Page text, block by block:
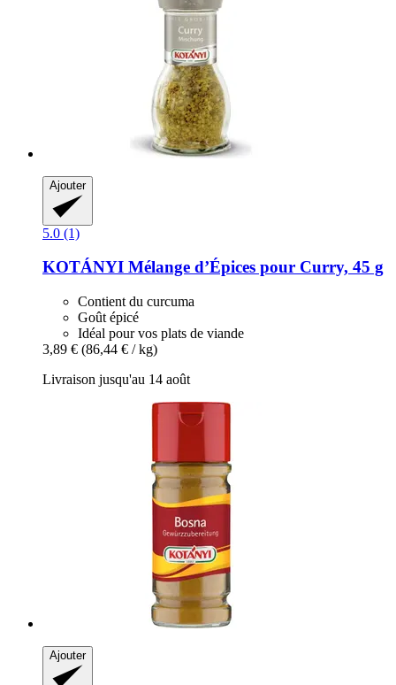
Ajouter
5.0 (1)
KOTÁNYI Mélange d’Épices pour Curry, 45 g
Contient du curcuma
Goût épicé
Idéal pour vos plats de viande
3,89 € (86,44 € / kg)
Livraison jusqu'au 14 août
Ajouter